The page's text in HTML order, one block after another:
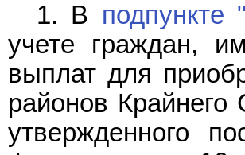
1. В подпункте
учете граждан,
выплат для
районов
утвержденного